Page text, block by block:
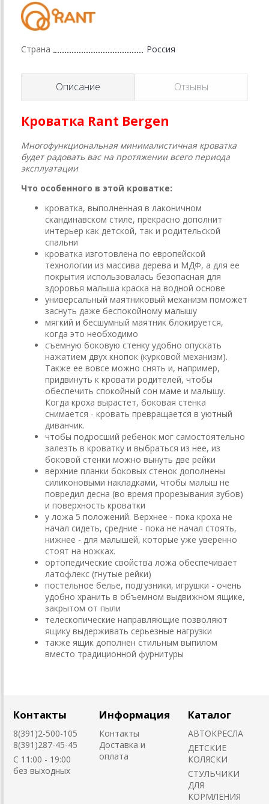
Страна Россия
Описание Отзывы
Кроватка Rant Bergen
Многофункциональная минималистичная кроватка
будет радовать вас на протяжении всего периода
эксплуатации
Что особенного в этой кроватке:
кроватка, выполненная в лаконичном
скандинавском стиле, прекрасно дополнит
интерьер как детской, так и родительской
спальни
кроватка изготовлена по европейской
технологии из массива дерева и МДФ, а для ее
покрытия использовалась безопасная для
здоровья малыша краска на водной основе
универсальный маятниковый механизм поможет
заснуть даже беспокойному малышу
мягкий и бесшумный маятник блокируется,
когда это необходимо
съемную боковую стенку удобно опускать
нажатием двух кнопок (курковой механизм).
Также ее вовсе можно снять и, например,
придвинуть к кровати родителей, чтобы
обеспечить спокойный сон маме и малышу.
Когда кроха вырастет, боковая стенка
снимается - кровать превращается в уютный
диванчик.
чтобы подросший ребенок мог самостоятельно
залезть в кроватку и выбраться из нее, из
боковой стенки можно вынуть две рейки
верхние планки боковых стенок дополнены
силиконовыми накладками, чтобы малыш не
повредил десна (во время прорезывания зубов)
и поверхность кроватки
у ложа 5 положений. Верхнее - пока кроха не
начал сидеть, средние - пока не начал стоять,
нижнее - для малышей, которые уже уверенно
стоят на ножках.
ортопедические свойства ложа обеспечивает
латофлекс (гнутые рейки)
постельное белье, подгузники, игрушки - очень
удобно хранить в объемном выдвижном ящике,
закрытом от пыли
телескопические направляющие позволяют
ящику выдерживать серьезные нагрузки
также ящик дополнен стильным выпилом
вместо традиционной фурнитуры
Контакты
8(391)2-500-105
8(391)287-45-45
C 11:00 - 19:00
без выходных
Информация
Контакты
Доставка и
оплата
Каталог
АВТОКРЕСЛА
ДЕТСКИЕ
КОЛЯСКИ
CТУЛЬЧИКИ
ДЛЯ
КОРМЛЕНИЯ